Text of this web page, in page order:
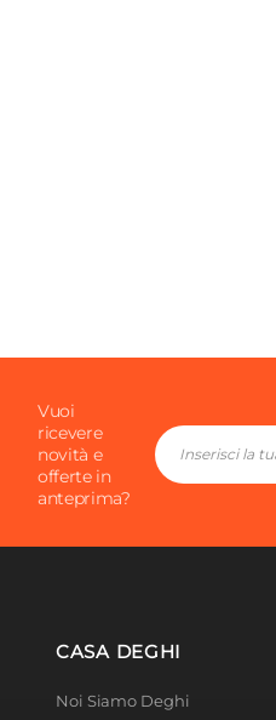
Vuoi
ricevere
novità e
offerte in
anteprima?
CASA DEGHI
Noi Siamo Deghi